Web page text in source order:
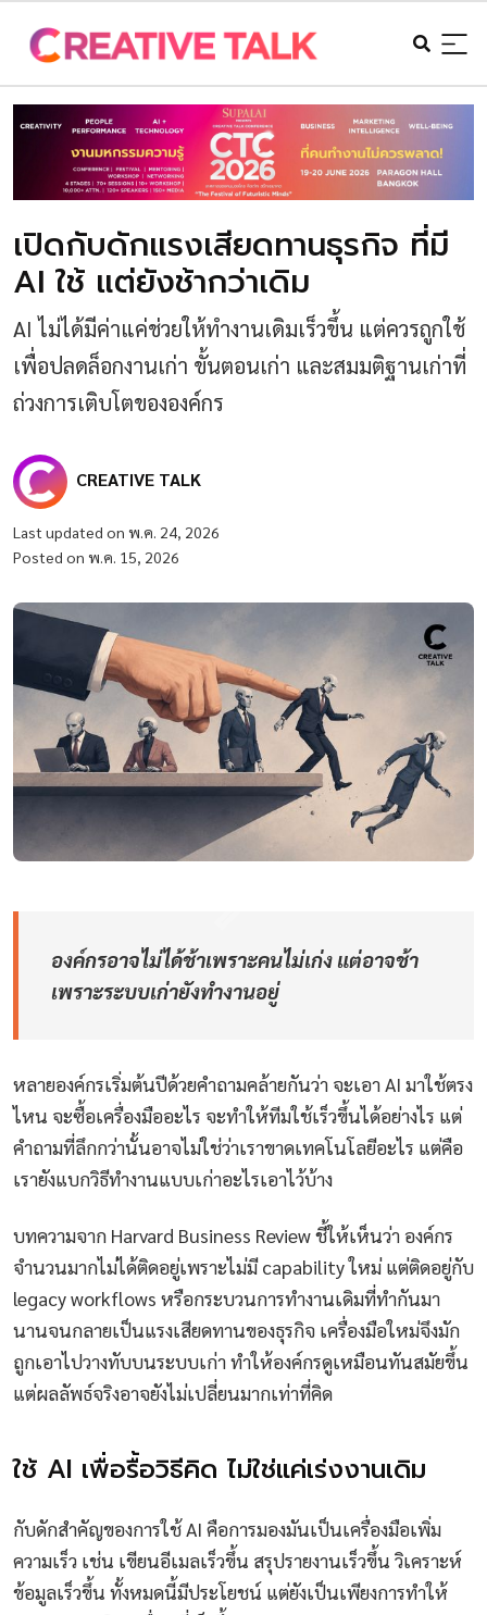
เปิดกับดักแรงเสียดทานธุรกิจ ที่มี
AI ใช้ แต่ยังช้ากว่าเดิม
AI ไม่ได้มีค่าแค่ช่วยให้ทำงานเดิมเร็วขึ้น แต่ควรถูกใช้
เพื่อปลดล็อกงานเก่า ขั้นตอนเก่า และสมมติฐานเก่าที่
ถ่วงการเติบโตขององค์กร
CREATIVE TALK
Last updated on พ.ค. 24, 2026
Posted on พ.ค. 15, 2026
องค์กรอาจไม่ได้ช้าเพราะคนไม่เก่ง แต่อาจช้า
เพราะระบบเก่ายังทำงานอยู่
หลายองค์กรเริ่มต้นปีด้วยคำถามคล้ายกันว่า จะเอา AI มาใช้ตรง
ไหน จะซื้อเครื่องมืออะไร จะทำให้ทีมใช้เร็วขึ้นได้อย่างไร แต่
คำถามที่ลึกกว่านั้นอาจไม่ใช่ว่าเราขาดเทคโนโลยีอะไร แต่คือ
เรายังแบกวิธีทำงานแบบเก่าอะไรเอาไว้บ้าง
บทความจาก Harvard Business Review ชี้ให้เห็นว่า องค์กร
จำนวนมากไม่ได้ติดอยู่เพราะไม่มี capability ใหม่ แต่ติดอยู่กับ
legacy workflows หรือกระบวนการทำงานเดิมที่ทำกันมา
นานจนกลายเป็นแรงเสียดทานของธุรกิจ เครื่องมือใหม่จึงมัก
ถูกเอาไปวางทับบนระบบเก่า ทำให้องค์กรดูเหมือนทันสมัยขึ้น
แต่ผลลัพธ์จริงอาจยังไม่เปลี่ยนมากเท่าที่คิด
ใช้ AI เพื่อรื้อวิธีคิด ไม่ใช่แค่เร่งงานเดิม
กับดักสำคัญของการใช้ AI คือการมองมันเป็นเครื่องมือเพิ่ม
ความเร็ว เช่น เขียนอีเมลเร็วขึ้น สรุปรายงานเร็วขึ้น วิเคราะห์
ข้อมูลเร็วขึ้น ทั้งหมดนี้มีประโยชน์ แต่ยังเป็นเพียงการทำให้